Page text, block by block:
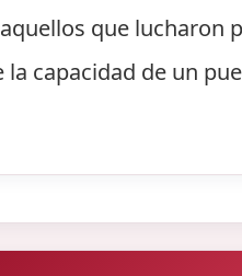
que lucharon
la capacidad de un